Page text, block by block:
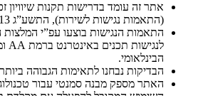
אתר זה עומד בדרישות תקנות שיוויון
(התאמות נגישות לשירות), התשע”ג 2013.
הבינלאומי.
הבדיקות נבחנו לתאימות הגבוהה
האתר מספק מבנה סמנטי עבור